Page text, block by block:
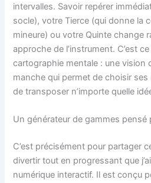
intervalles. Savoir repérer
socle), votre Tierce (qui donne la
mineure) ou votre Quinte change
approche de l’instrument. C’est ce
cartographie mentale : une vision
manche qui permet de choisir
de transposer n’importe quelle
Un générateur de gammes pensé
C’est précisément pour partager
divertir tout en progressant que
numérique interactif. Il est conçu